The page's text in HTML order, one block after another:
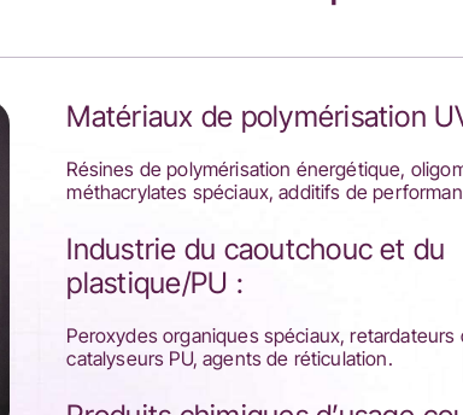
Matériaux de polymérisation
Résines de polymérisation énergétique,
méthacrylates spéciaux, additifs de
Industrie du caoutchouc et du
plastique/PU :
Peroxydes organiques spéciaux, retardateurs
catalyseurs PU, agents de réticulation.